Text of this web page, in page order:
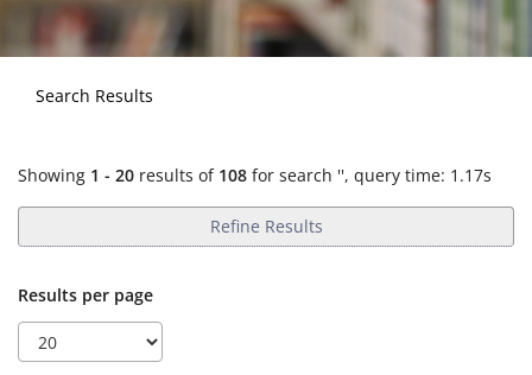
Search Results
Showing 1 - 20 results of 108 for search '', query time: 1.17s
Refine Results
Results per page